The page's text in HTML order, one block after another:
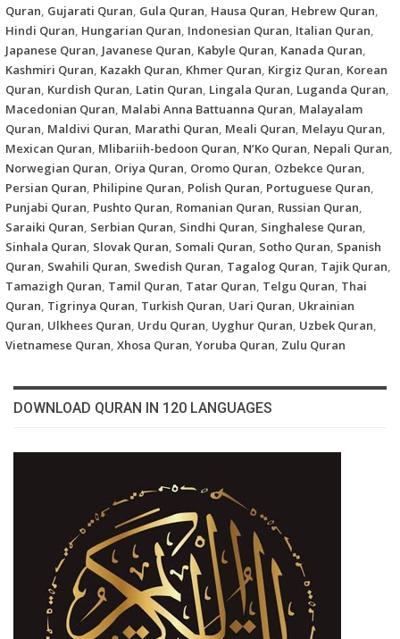
Quran, Gujarati Quran, Gula Quran, Hausa Quran, Hebrew Quran,
Hindi Quran, Hungarian Quran, Indonesian Quran, Italian Quran,
Japanese Quran, Javanese Quran, Kabyle Quran, Kanada Quran,
Kashmiri Quran, Kazakh Quran, Khmer Quran, Kirgiz Quran, Korean
Quran, Kurdish Quran, Latin Quran, Lingala Quran, Luganda Quran,
Macedonian Quran, Malabi Anna Battuanna Quran, Malayalam
Quran, Maldivi Quran, Marathi Quran, Meali Quran, Melayu Quran,
Mexican Quran, Mlibariih-bedoon Quran, N’Ko Quran, Nepali Quran,
Norwegian Quran, Oriya Quran, Oromo Quran, Ozbekce Quran,
Persian Quran, Philipine Quran, Polish Quran, Portuguese Quran,
Punjabi Quran, Pushto Quran, Romanian Quran, Russian Quran,
Saraiki Quran, Serbian Quran, Sindhi Quran, Singhalese Quran,
Sinhala Quran, Slovak Quran, Somali Quran, Sotho Quran, Spanish
Quran, Swahili Quran, Swedish Quran, Tagalog Quran, Tajik Quran,
Tamazigh Quran, Tamil Quran, Tatar Quran, Telgu Quran, Thai
Quran, Tigrinya Quran, Turkish Quran, Uari Quran, Ukrainian
Quran, Ulkhees Quran, Urdu Quran, Uyghur Quran, Uzbek Quran,
Vietnamese Quran, Xhosa Quran, Yoruba Quran, Zulu Quran
DOWNLOAD QURAN IN 120 LANGUAGES